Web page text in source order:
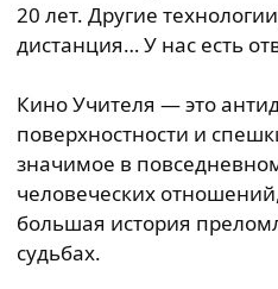
20 лет. Другие
дистанция… У нас есть
Кино Учителя — это
поверхностности и
значимое в
человеческих
большая история
судьбах.